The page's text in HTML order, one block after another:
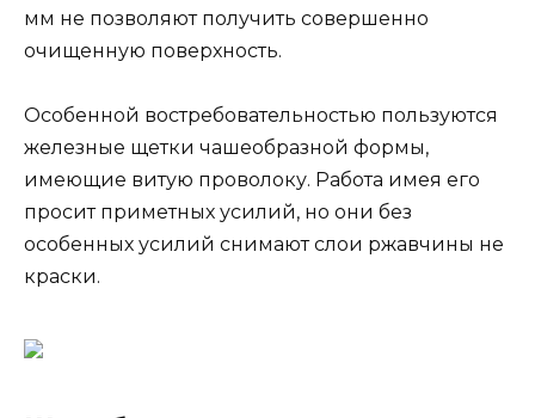
мм не позволяют получить совершенно
очищенную поверхность.
Особенной востребовательностью пользуются
железные щетки чашеобразной формы,
имеющие витую проволоку. Работа имея его
просит приметных усилий, но они без
особенных усилий снимают слои ржавчины не
краски.